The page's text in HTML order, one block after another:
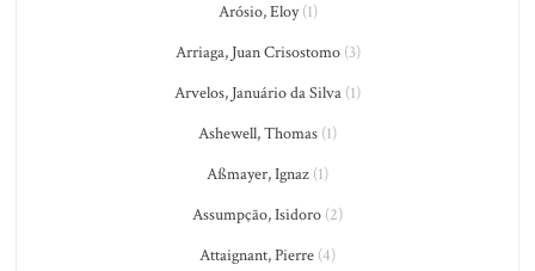
Arósio, Eloy(1)
Arriaga, Juan Crisostomo(3)
Arvelos, Januário da Silva (1)
Ashewell, Thomas (1)
Aßmayer, Ignaz (1)
Assumpção, Isidoro (2)
Attaignant, Pierre (4)